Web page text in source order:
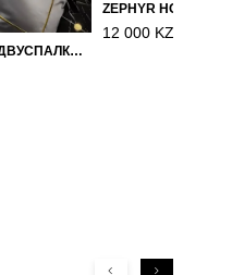
ZEPHYR HOME КПБ ДВУСПАЛКА ЕВРО МАКО-САТИН 100S ГРАНИТ
12 000 KZT